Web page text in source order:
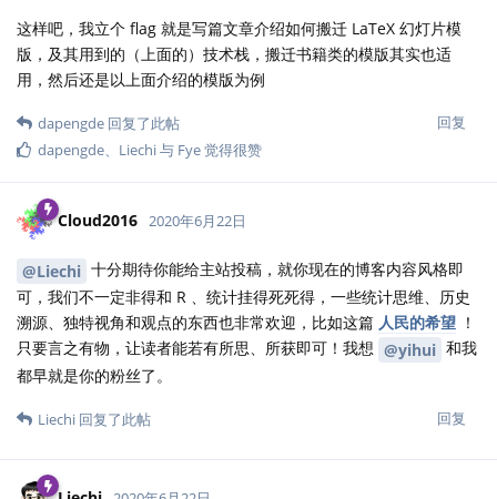
这样吧，我立个 flag 就是写篇文章介绍如何搬迁 LaTeX 幻灯片模
版，及其用到的（上面的）技术栈，搬迁书籍类的模版其实也适
用，然后还是以上面介绍的模版为例
回复
dapengde 回复了此帖
dapengde、 Liechi与 Fye觉得很赞
Cloud2016 2020年6月22日
@Liechi 十分期待你能给主站投稿，就你现在的博客内容风格即
可，我们不一定非得和 R 、统计挂得死死得，一些统计思维、历史
溯源、独特视角和观点的东西也非常欢迎，比如这篇 人民的希望 ！
只要言之有物，让读者能若有所思、所获即可！我想 @yihui 和我
都早就是你的粉丝了。
回复
Liechi 回复了此帖